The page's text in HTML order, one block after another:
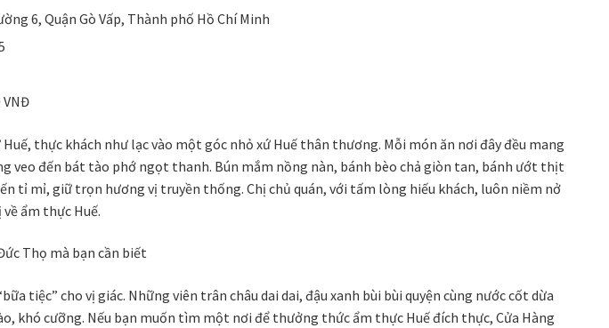
6, Quận Gò Vấp, Thành phố Hồ Chí Minh
VNĐ
Huế, thực khách như lạc vào một góc nhỏ xứ Huế thân thương. Mỗi món ăn nơi đây đều mang
veo đến bát tào phớ ngọt thanh. Bún mắm nồng nàn, bánh bèo chả giòn tan, bánh ướt thịt
tỉ mỉ, giữ trọn hương vị truyền thống. Chị chủ quán, với tấm lòng hiếu khách, luôn niềm nở
ẩm thực Huế.
tiệc” cho vị giác. Những viên trân châu dai dai, đậu xanh bùi bùi quyện cùng nước cốt dừa
khó cưỡng. Nếu bạn muốn tìm một nơi để thưởng thức ẩm thực Huế đích thực, Cửa Hàng